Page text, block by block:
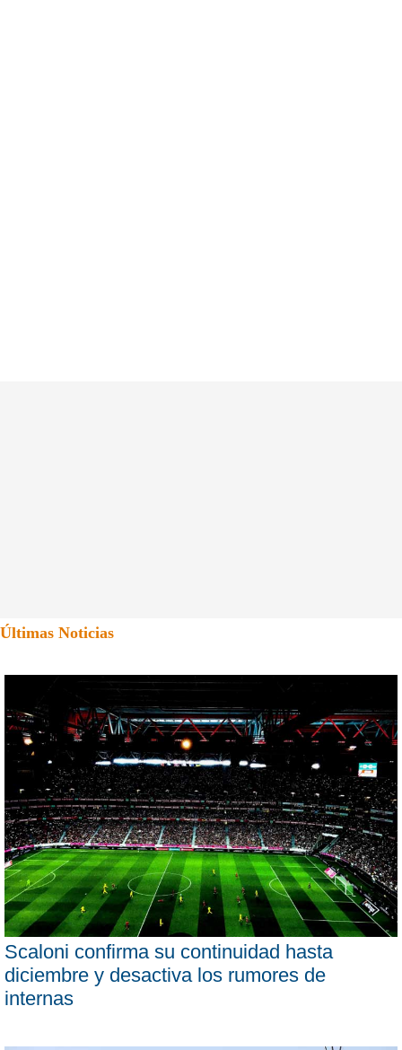
Últimas Noticias
Scaloni confirma su continuidad hasta
diciembre y desactiva los rumores de
internas